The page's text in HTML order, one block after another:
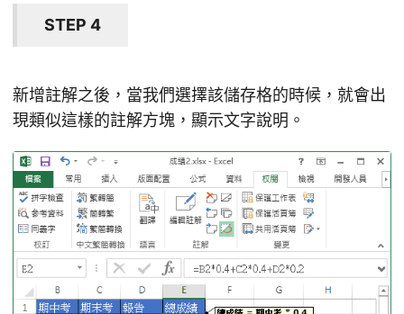
STEP 4
新增註解之後，當我們選擇該儲存格的時候，就會出
現類似這樣的註解方塊，顯示文字說明。